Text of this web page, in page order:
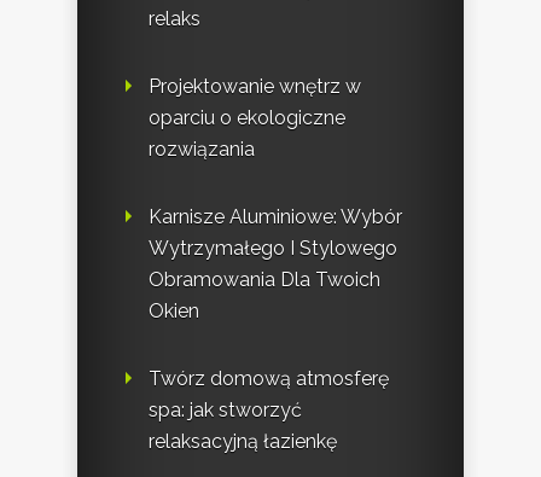
relaks
Projektowanie wnętrz w
oparciu o ekologiczne
rozwiązania
Karnisze Aluminiowe: Wybór
Wytrzymałego I Stylowego
Obramowania Dla Twoich
Okien
Twórz domową atmosferę
spa: jak stworzyć
relaksacyjną łazienkę